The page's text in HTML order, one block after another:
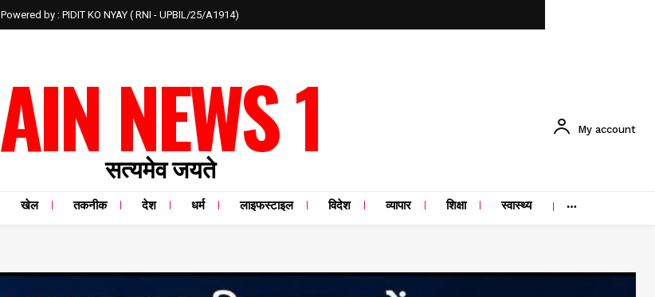
Powered by : PIDIT KO NYAY ( RNI - UPBIL/25/A1914)
AIN NEWS 1
सत्यमेव जयते
My account
खेल तकनीक देश धर्म लाइफस्टाइल विदेश व्यापार शिक्षा स्वास्थ्य